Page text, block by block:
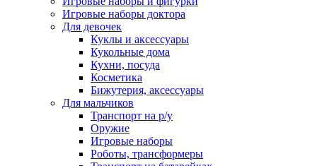
Игровые наборы доктора
Для девочек
Куклы и аксессуары
Кукольные дома
Кухни, посуда
Косметика
Бижутерия, аксессуары
Для мальчиков
Транспорт на р/у
Оружие
Игровые наборы
Роботы, трансформеры